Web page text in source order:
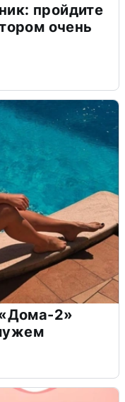
пройдите
очень
2»